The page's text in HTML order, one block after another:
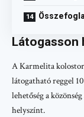
Látogasson
A Karmelita
látogatható reggel
lehetőség a
helyszínt.